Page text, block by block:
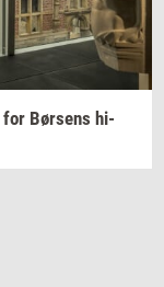
for Bør­sens hi­